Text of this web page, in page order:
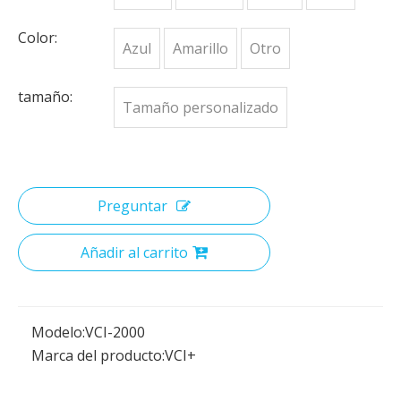
Color:
Azul Amarillo Otro
tamaño:
Tamaño personalizado
Preguntar
Añadir al carrito
Modelo:VCI-2000
Marca del producto:VCI+